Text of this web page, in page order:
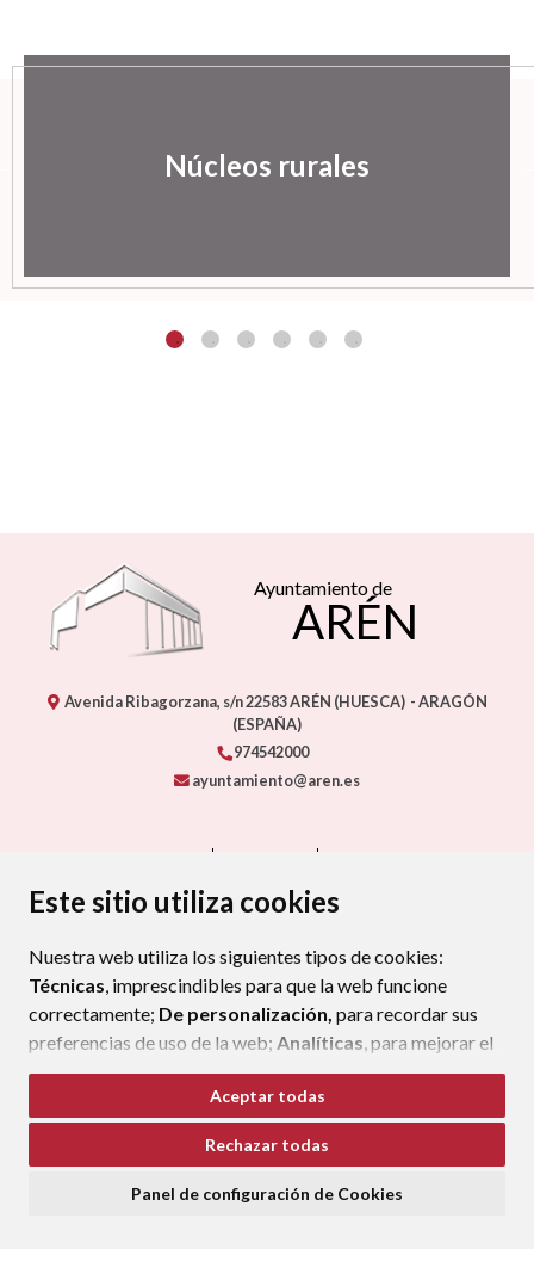
Este sitio utiliza cookies
Nuestra web utiliza los siguientes tipos de cookies:
Técnicas, imprescindibles para que la web funcione
correctamente; De personalización, para recordar sus
preferencias de uso de la web; Analíticas, para mejorar el
funcionamiento de la web y sus servicios.
Si acepta pulsando el botón“Aceptar todas”
consideramos que acepta su uso. Si pulsa el botón
ninguna acción, se guardarán las cookies técnicas
Aceptar todas
Rechazar todas
Panel de configuración de Cookies
Núcleos rurales
Ayuntamiento de
ARÉN
Avenida Ribagorzana, s/n22583ARÉN (HUESCA) - ARAGÓN
(ESPAÑA)
974542000
ayuntamiento@aren.es
PROTECCIÓN DE DATOS
POLÍTICA DE COOKIES